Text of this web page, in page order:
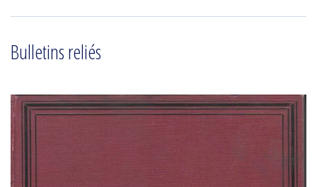
Bulletins reliés